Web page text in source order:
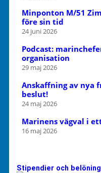
Minponton M/51
före sin tid
24 juni 2026
Podcast:
organisation
29 maj 2026
Anskaffning av nya
beslut!
24 maj 2026
Marinens vägval i
16 maj 2026
Stipendier och